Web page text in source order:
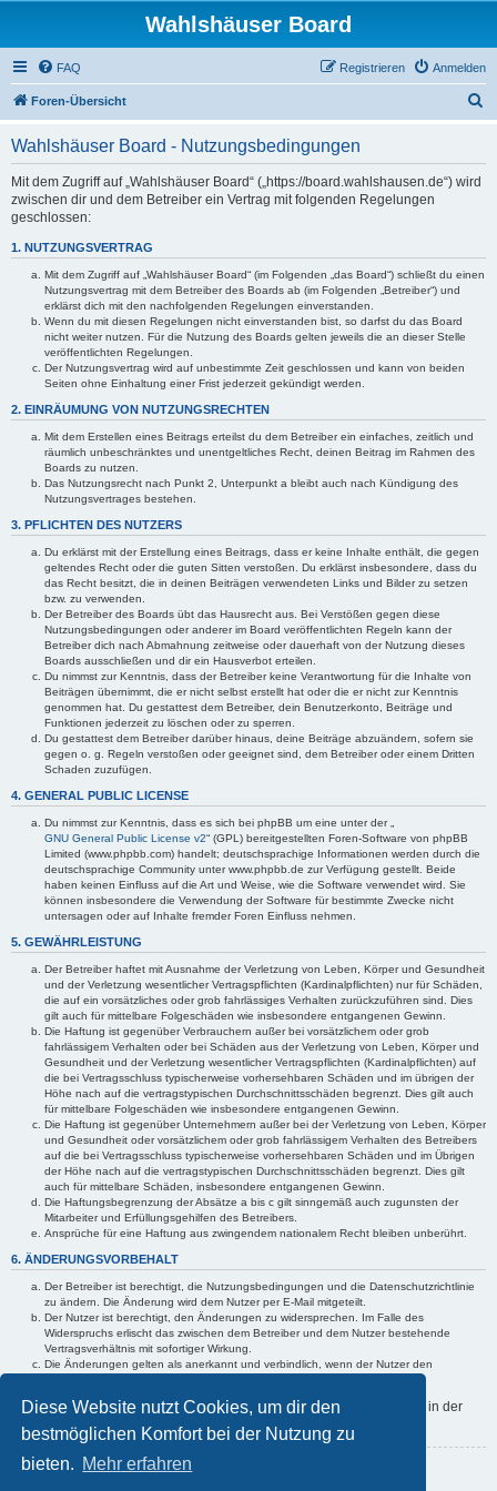
Diese Website nutzt Cookies, um dir den
bestmöglichen Komfort bei der Nutzung zu
bieten. Mehr erfahren
Wahlshäuser Board
FAQ Anmelden
Registrieren
Foren-Übersicht
Wahlshäuser Board - Nutzungsbedingungen
Mit dem Zugriff auf „Wahlshäuser Board“ („https://board.wahlshausen.de“) wird
zwischen dir und dem Betreiber ein Vertrag mit folgenden Regelungen
geschlossen:
1. NUTZUNGSVERTRAG
Mit dem Zugriff auf „Wahlshäuser Board“ (im Folgenden „das Board“) schließt du einen
Nutzungsvertrag mit dem Betreiber des Boards ab (im Folgenden „Betreiber“) und
erklärst dich mit den nachfolgenden Regelungen einverstanden.
Wenn du mit diesen Regelungen nicht einverstanden bist, so darfst du das Board
nicht weiter nutzen. Für die Nutzung des Boards gelten jeweils die an dieser Stelle
veröffentlichten Regelungen.
Der Nutzungsvertrag wird auf unbestimmte Zeit geschlossen und kann von beiden
Seiten ohne Einhaltung einer Frist jederzeit gekündigt werden.
2. EINRÄUMUNG VON NUTZUNGSRECHTEN
Mit dem Erstellen eines Beitrags erteilst du dem Betreiber ein einfaches, zeitlich und
räumlich unbeschränktes und unentgeltliches Recht, deinen Beitrag im Rahmen des
Boards zu nutzen.
Das Nutzungsrecht nach Punkt 2, Unterpunkt a bleibt auch nach Kündigung des
Nutzungsvertrages bestehen.
3. PFLICHTEN DES NUTZERS
Du erklärst mit der Erstellung eines Beitrags, dass er keine Inhalte enthält, die gegen
geltendes Recht oder die guten Sitten verstoßen. Du erklärst insbesondere, dass du
das Recht besitzt, die in deinen Beiträgen verwendeten Links und Bilder zu setzen
bzw. zu verwenden.
Der Betreiber des Boards übt das Hausrecht aus. Bei Verstößen gegen diese
Nutzungsbedingungen oder anderer im Board veröffentlichten Regeln kann der
Betreiber dich nach Abmahnung zeitweise oder dauerhaft von der Nutzung dieses
Boards ausschließen und dir ein Hausverbot erteilen.
Du nimmst zur Kenntnis, dass der Betreiber keine Verantwortung für die Inhalte von
Beiträgen übernimmt, die er nicht selbst erstellt hat oder die er nicht zur Kenntnis
genommen hat. Du gestattest dem Betreiber, dein Benutzerkonto, Beiträge und
Funktionen jederzeit zu löschen oder zu sperren.
Du gestattest dem Betreiber darüber hinaus, deine Beiträge abzuändern, sofern sie
gegen o. g. Regeln verstoßen oder geeignet sind, dem Betreiber oder einem Dritten
Schaden zuzufügen.
4. GENERAL PUBLIC LICENSE
Du nimmst zur Kenntnis, dass es sich bei phpBB um eine unter der „
GNU General Public License v2“ (GPL) bereitgestellten Foren-Software von phpBB
Limited (www.phpbb.com) handelt; deutschsprachige Informationen werden durch die
deutschsprachige Community unter www.phpbb.de zur Verfügung gestellt. Beide
haben keinen Einfluss auf die Art und Weise, wie die Software verwendet wird. Sie
können insbesondere die Verwendung der Software für bestimmte Zwecke nicht
untersagen oder auf Inhalte fremder Foren Einfluss nehmen.
5. GEWÄHRLEISTUNG
Der Betreiber haftet mit Ausnahme der Verletzung von Leben, Körper und Gesundheit
und der Verletzung wesentlicher Vertragspflichten (Kardinalpflichten) nur für Schäden,
die auf ein vorsätzliches oder grob fahrlässiges Verhalten zurückzuführen sind. Dies
gilt auch für mittelbare Folgeschäden wie insbesondere entgangenen Gewinn.
Die Haftung ist gegenüber Verbrauchern außer bei vorsätzlichem oder grob
fahrlässigem Verhalten oder bei Schäden aus der Verletzung von Leben, Körper und
Gesundheit und der Verletzung wesentlicher Vertragspflichten (Kardinalpflichten) auf
die bei Vertragsschluss typischerweise vorhersehbaren Schäden und im übrigen der
Höhe nach auf die vertragstypischen Durchschnittsschäden begrenzt. Dies gilt auch
für mittelbare Folgeschäden wie insbesondere entgangenen Gewinn.
Die Haftung ist gegenüber Unternehmern außer bei der Verletzung von Leben, Körper
und Gesundheit oder vorsätzlichem oder grob fahrlässigem Verhalten des Betreibers
auf die bei Vertragsschluss typischerweise vorhersehbaren Schäden und im Übrigen
der Höhe nach auf die vertragstypischen Durchschnittsschäden begrenzt. Dies gilt
auch für mittelbare Schäden, insbesondere entgangenen Gewinn.
Die Haftungsbegrenzung der Absätze a bis c gilt sinngemäß auch zugunsten der
Mitarbeiter und Erfüllungsgehilfen des Betreibers.
Ansprüche für eine Haftung aus zwingendem nationalem Recht bleiben unberührt.
6. ÄNDERUNGSVORBEHALT
Der Betreiber ist berechtigt, die Nutzungsbedingungen und die Datenschutzrichtlinie
zu ändern. Die Änderung wird dem Nutzer per E-Mail mitgeteilt.
Der Nutzer ist berechtigt, den Änderungen zu widersprechen. Im Falle des
Widerspruchs erlischt das zwischen dem Betreiber und dem Nutzer bestehende
Vertragsverhältnis mit sofortiger Wirkung.
Die Änderungen gelten als anerkannt und verbindlich, wenn der Nutzer den
Informationen über den Umgang mit deinen persönlichen Daten sind in der
Datenschutzrichtlinie enthalten.
Zurück zur Anmeldemaske